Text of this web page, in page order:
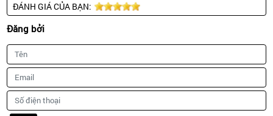
ĐÁNH GIÁ CỦA BẠN:
Đăng bởi